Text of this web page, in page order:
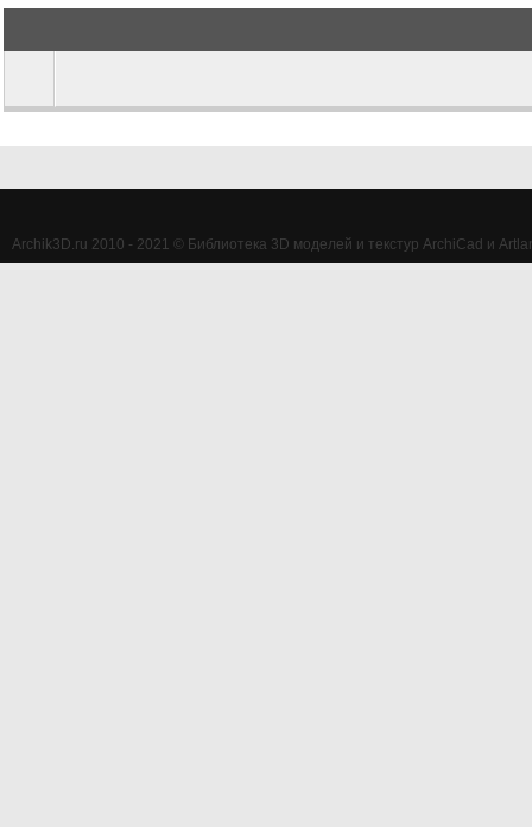
Archik3D.ru 2010 - 2021 © Библиотека 3D моделей и текстур ArchiCad и